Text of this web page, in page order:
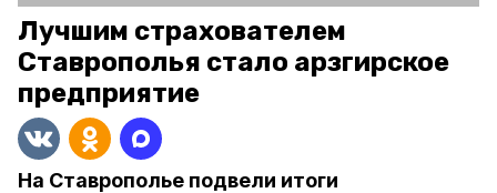
Лучшим страхователем
Ставрополья стало арзгирское
предприятие
На Ставрополье подвели итоги